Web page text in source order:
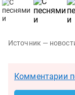
Источник —
Комментарии